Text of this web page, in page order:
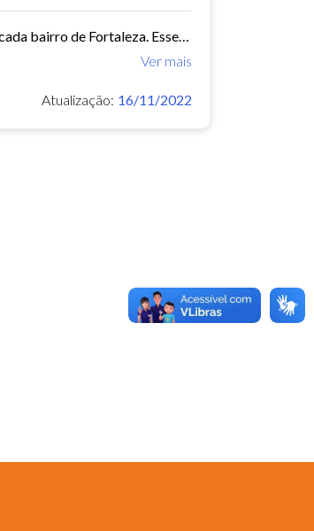
Este conjunto de dados contém indicadores de educação, longevidade e renda para cada bairro de Fortaleza. Esses três indicadores juntos formam o Indice de Desenvolvimento Humano...
Ver mais
Atualização: 16/11/2022